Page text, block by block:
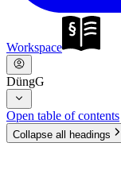
Workspace
DüngG
Open table of contents
Collapse all headings